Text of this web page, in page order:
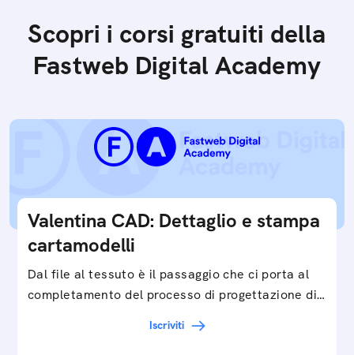
Scopri i corsi gratuiti della
Fastweb Digital Academy
Valentina CAD: Dettaglio e stampa
cartamodelli
Dal file al tessuto è il passaggio che ci porta al
completamento del processo di progettazione di
Iscriviti